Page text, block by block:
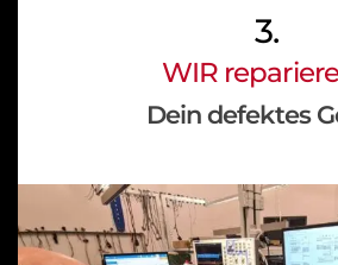
3.
WIR
Dein defektes